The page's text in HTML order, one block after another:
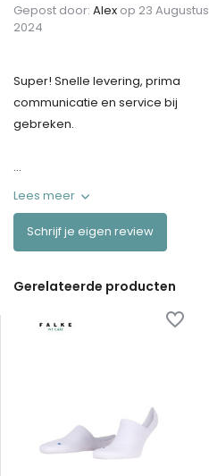
Gepost door: Alex op 23 Augustus
2024
Super! Snelle levering, prima
communicatie en service bij
gebreken.
...
Lees meer
Schrijf je eigen review
Gerelateerde producten